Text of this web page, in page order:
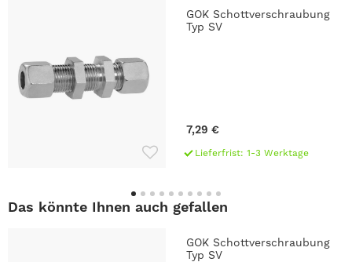
GOK Schottverschraubung
Typ SV
7,29 €
Lieferfrist: 1-3 Werktage
Das könnte Ihnen auch gefallen
GOK Schottverschraubung
Typ SV